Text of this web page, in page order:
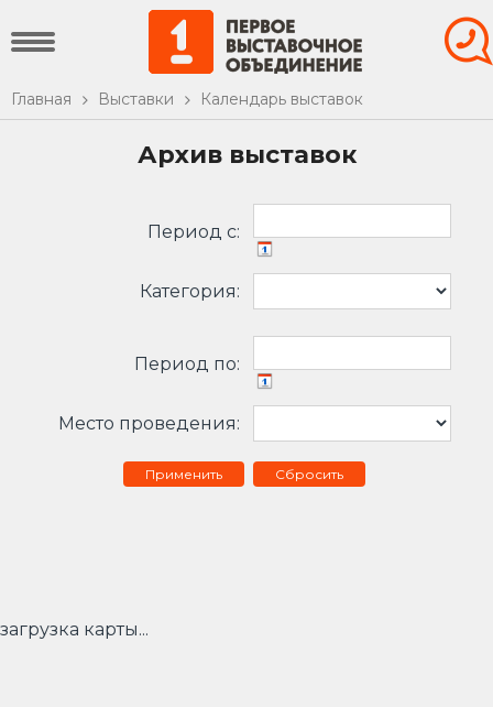
Главная Выставки Календарь выставок
Архив выставок
Период c:
Категория:
Период по:
Место проведения:
Сбросить
загрузка карты...